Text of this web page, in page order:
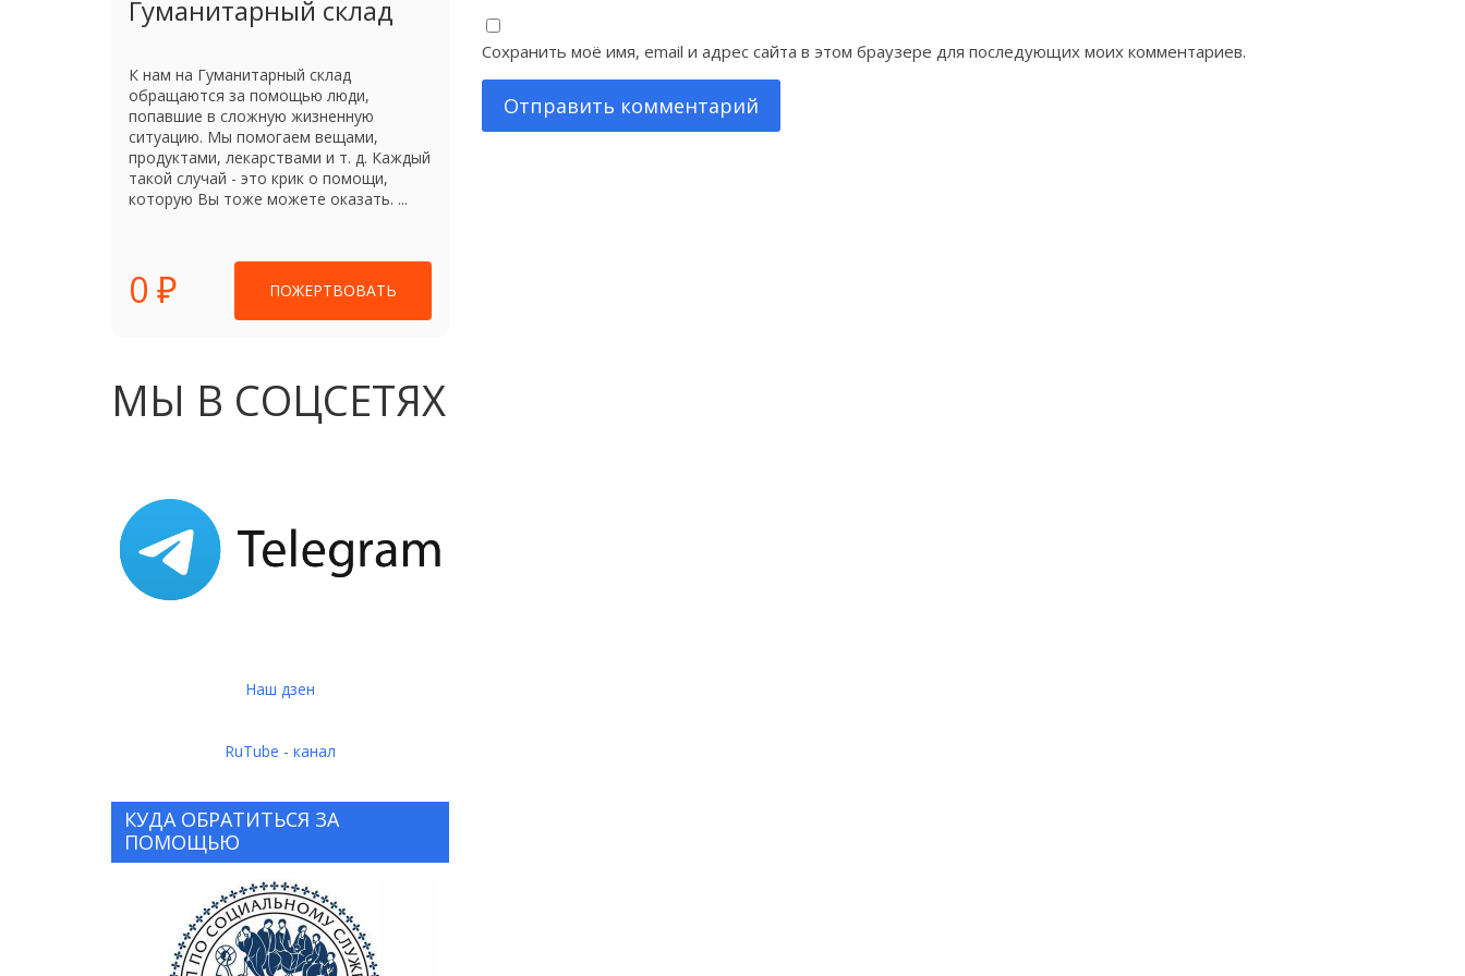
Сохранить моё имя, email и адрес сайта в этом браузере для последующих моих комментариев.
Гуманитарный склад
К нам на Гуманитарный склад
обращаются за помощью люди,
попавшие в сложную жизненную
ситуацию. Мы помогаем вещами,
продуктами, лекарствами и т. д. Каждый
такой случай - это крик о помощи,
которую Вы тоже можете оказать. ...
0 ₽ ПОЖЕРТВОВАТЬ
МЫ В СОЦСЕТЯХ
Наш дзен
RuTube - канал
КУДА ОБРАТИТЬСЯ ЗА
ПОМОЩЬЮ